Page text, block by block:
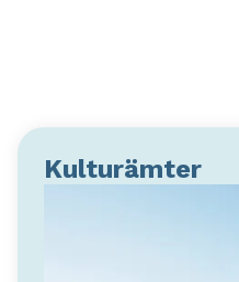
Kulturämter